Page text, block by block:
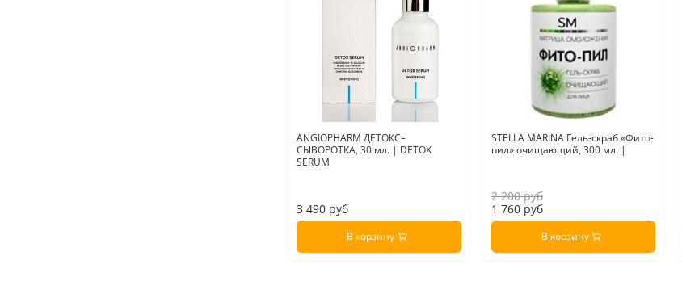
ANGIOPHARM ДЕТОКС–
СЫВОРОТКА, 30 мл. | DETOX
SERUM
3 490 руб
В корзину
STELLA MARINA Гель-скраб «Фито-
пил» очищающий, 300 мл. |
2 200 руб
1 760 руб
В корзину